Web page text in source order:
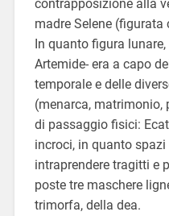
contrapposizione alla
madre Selene (figurata
In quanto figura
Artemide- era a capo
temporale e delle
(menarca, matrimonio,
di passaggio fisici:
incroci, in quanto
intraprendere tragitti e
poste tre maschere
trimorfa, della dea.